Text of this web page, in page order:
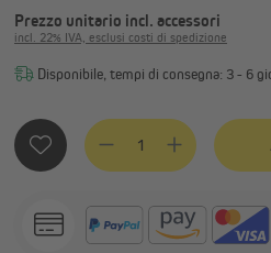
Prezzo unitario incl. accessori
incl. 22% IVA, esclusi costi di spedizione
Disponibile, tempi di consegna: 3 - 6
Quantità del prodotto: